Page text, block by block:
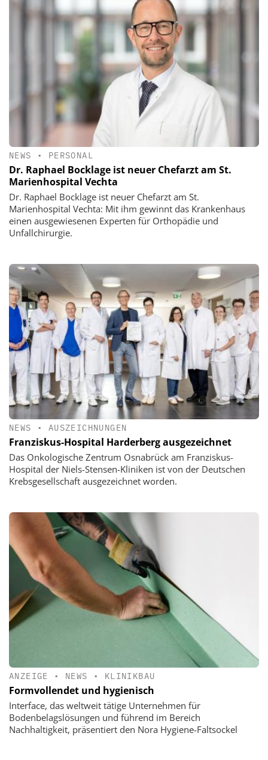
NEWS • PERSONAL
Dr. Raphael Bocklage ist neuer Chefarzt am St.
Marienhospital Vechta
Dr. Raphael Bocklage ist neuer Chefarzt am St.
Marienhospital Vechta: Mit ihm gewinnt das Krankenhaus
einen ausgewiesenen Experten für Orthopädie und
Unfallchirurgie.
NEWS • AUSZEICHNUNGEN
Franziskus-Hospital Harderberg ausgezeichnet
Das Onkologische Zentrum Osnabrück am Franziskus-
Hospital der Niels-Stensen-Kliniken ist von der Deutschen
Krebsgesellschaft ausgezeichnet worden.
ANZEIGE • NEWS • KLINIKBAU
Formvollendet und hygienisch
Interface, das weltweit tätige Unternehmen für
Bodenbelagslösungen und führend im Bereich
Nachhaltigkeit, präsentiert den Nora Hygiene-Faltsockel